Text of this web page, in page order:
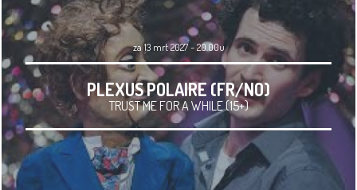
za 13 mrt 2027 - 20.00u
PLEXUS POLAIRE (FR/NO)
TRUST ME FOR A WHILE (15+)